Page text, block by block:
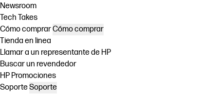
Newsroom
Tech Takes
Cómo comprarCómo comprar
Tienda en linea
Llamar a un representante de HP
Buscar un revendedor
HP Promociones
SoporteSoporte